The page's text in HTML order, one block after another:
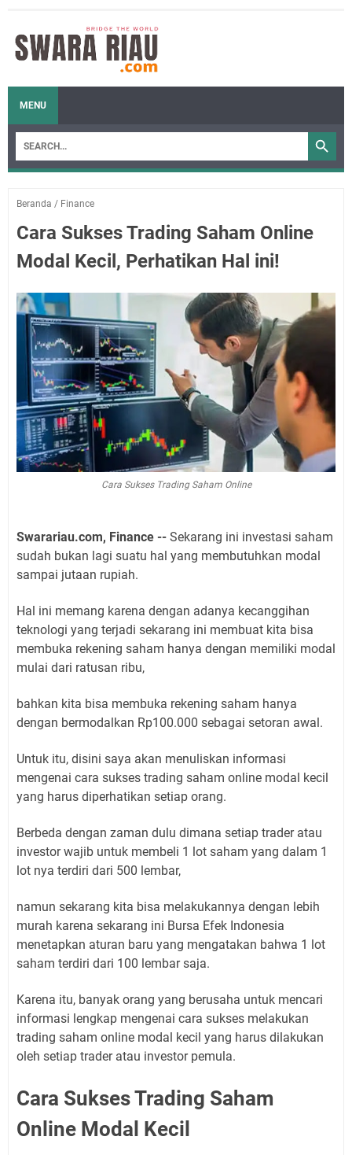
MENU
Beranda / Finance
Cara Sukses Trading Saham Online
Modal Kecil, Perhatikan Hal ini!
Cara Sukses Trading Saham Online
Swarariau.com, Finance -- Sekarang ini investasi saham
sudah bukan lagi suatu hal yang membutuhkan modal
sampai jutaan rupiah.
Hal ini memang karena dengan adanya kecanggihan
teknologi yang terjadi sekarang ini membuat kita bisa
membuka rekening saham hanya dengan memiliki modal
mulai dari ratusan ribu,
bahkan kita bisa membuka rekening saham hanya
dengan bermodalkan Rp100.000 sebagai setoran awal.
Untuk itu, disini saya akan menuliskan informasi
mengenai cara sukses trading saham online modal kecil
yang harus diperhatikan setiap orang.
Berbeda dengan zaman dulu dimana setiap trader atau
investor wajib untuk membeli 1 lot saham yang dalam 1
lot nya terdiri dari 500 lembar,
namun sekarang kita bisa melakukannya dengan lebih
murah karena sekarang ini Bursa Efek Indonesia
menetapkan aturan baru yang mengatakan bahwa 1 lot
saham terdiri dari 100 lembar saja.
Karena itu, banyak orang yang berusaha untuk mencari
informasi lengkap mengenai cara sukses melakukan
trading saham online modal kecil yang harus dilakukan
oleh setiap trader atau investor pemula.
Cara Sukses Trading Saham
Online Modal Kecil